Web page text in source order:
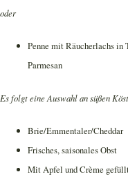
oder
Penne mit Räucherlachs in
Parmesan
Es folgt eine Auswahl an süßen
Brie/Emmentaler/Cheddar
Frisches, saisonales Obst
Mit Apfel und Crème